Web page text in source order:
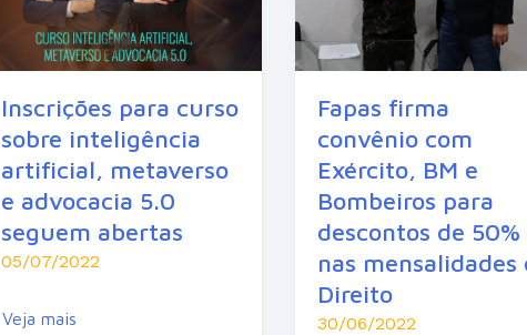
Inscrições para curso
sobre inteligência
artificial, metaverso
e advocacia 5.0
seguem abertas
05/07/2022
Veja mais
Fapas firma
convênio com
Exército, BM e
Bombeiros para
descontos de 50%
nas mensalidades
Direito
30/06/2022